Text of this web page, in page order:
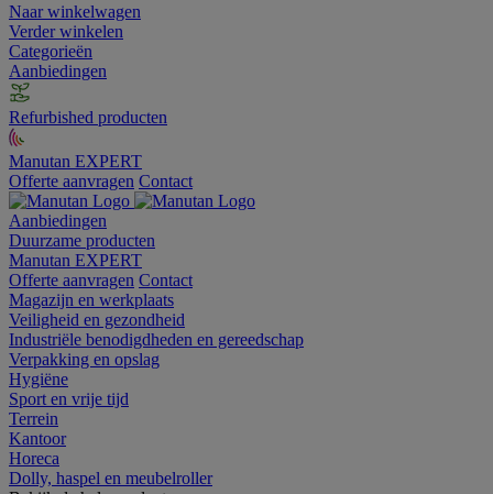
Naar winkelwagen
Verder winkelen
Categorieën
Aanbiedingen
Refurbished producten
Manutan EXPERT
Offerte aanvragen Contact
Aanbiedingen
Duurzame producten
Manutan EXPERT
Offerte aanvragen Contact
Magazijn en werkplaats
Veiligheid en gezondheid
Industriële benodigdheden en gereedschap
Verpakking en opslag
Hygiëne
Sport en vrije tijd
Terrein
Kantoor
Horeca
Dolly, haspel en meubelroller